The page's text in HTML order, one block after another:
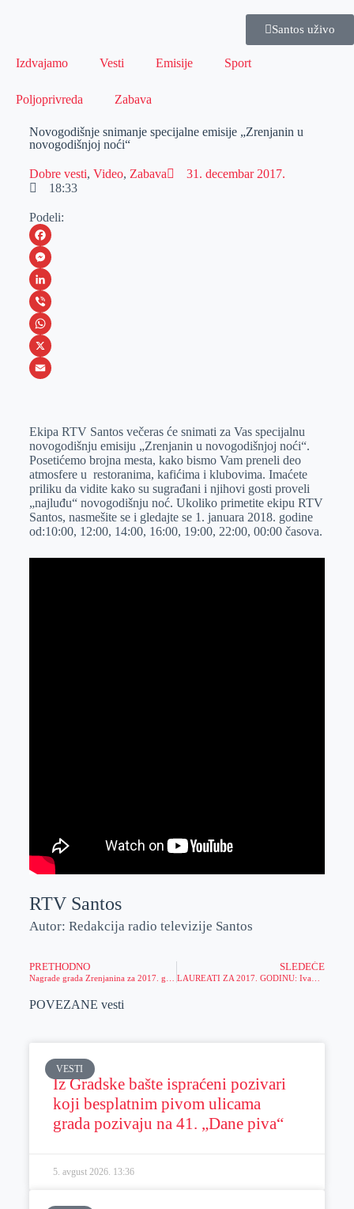
Santos uživo
Izdvajamo Vesti Emisije Sport
Poljoprivreda Zabava
Novogodišnje snimanje specijalne emisije „Zrenjanin u
novogodišnjoj noći“
Dobre vesti, Video, Zabava
31. decembar 2017.
18:33
Podeli:
F
a
c
e
b
o
M
e
s
s
e
e
r
L
i
n
k
I
n
V
i
b
W
h
s
A
p
p
X
a
i
l
Ekipa RTV Santos večeras će snimati za Vas specijalnu
novogodišnju emisiju „Zrenjanin u novogodišnjoj noći“.
Posetićemo brojna mesta, kako bismo Vam preneli deo
atmosfere u restoranima, kafićima i klubovima. Imaćete
priliku da vidite kako su sugrađani i njihovi gosti proveli
„najluđu“ novogodišnju noć. Ukoliko primetite ekipu RTV
Santos, nasmešite se i gledajte se 1. januara 2018. godine
od:10:00, 12:00, 14:00, 16:00, 19:00, 22:00, 00:00 časova.
RTV Santos
Autor: Redakcija radio televizije Santos
PRETHODNO SLEDEĆE
POVEZANE vesti
VESTI
Iz Gradske bašte ispraćeni pozivari
koji besplatnim pivom ulicama
grada pozivaju na 41. „Dane piva“
5. avgust 2026. 13:36